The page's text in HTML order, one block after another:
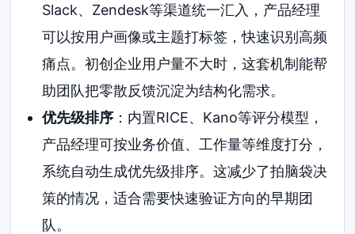
Slack、Zendesk等渠道统一汇入，产品经理
可以按用户画像或主题打标签，快速识别高频
痛点。初创企业用户量不大时，这套机制能帮
助团队把零散反馈沉淀为结构化需求。
优先级排序：内置RICE、Kano等评分模型，
产品经理可按业务价值、工作量等维度打分，
系统自动生成优先级排序。这减少了拍脑袋决
策的情况，适合需要快速验证方向的早期团
队。